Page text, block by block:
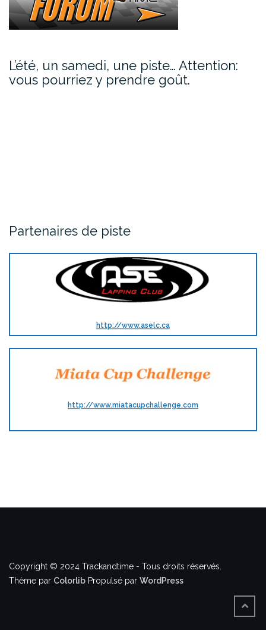
L’été, un samedi, une piste… Attention:
vous pourriez y prendre goût.
Partenaires de piste
http://www.aselc.ca
http://www.miatacupchallenge.com
Copyright © 2024 Trackandtime - Tous droits réservés.
Thème par Colorlib Propulsé par WordPress